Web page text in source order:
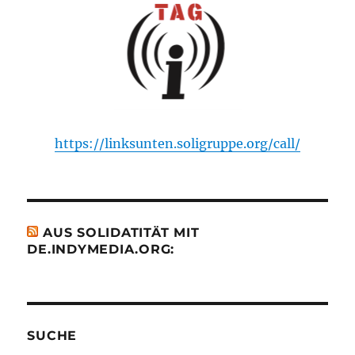
https://linksunten.soligruppe.org/call/
AUS SOLIDATITÄT MIT
DE.INDYMEDIA.ORG:
SUCHE